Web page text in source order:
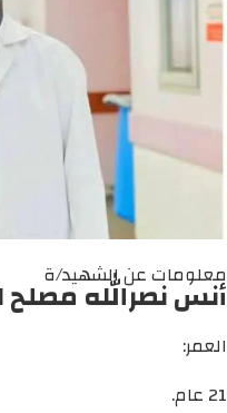
معلومات عن الشهيد/ة
أنس نصرالله مصلح
العمر:
21 عام.